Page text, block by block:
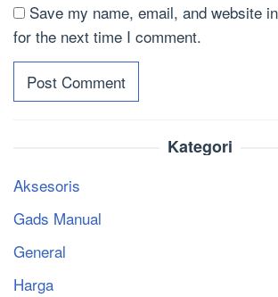
Save my name, email, and website
for the next time I comment.
Kategori
Aksesoris
Gads Manual
General
Harga